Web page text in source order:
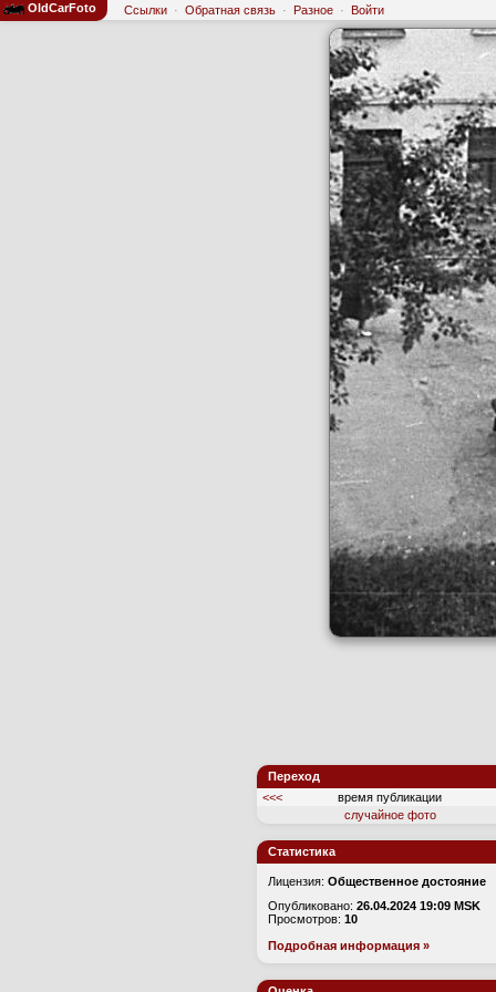
OldCarFoto Ссылки · Обратная связь · Разное · Войти
Переход
<<<
время публикации
случайное фото
Статистика
Лицензия: Общественное достояние
Опубликовано: 26.04.2024 19:09 MSK
Просмотров: 10
Подробная информация »